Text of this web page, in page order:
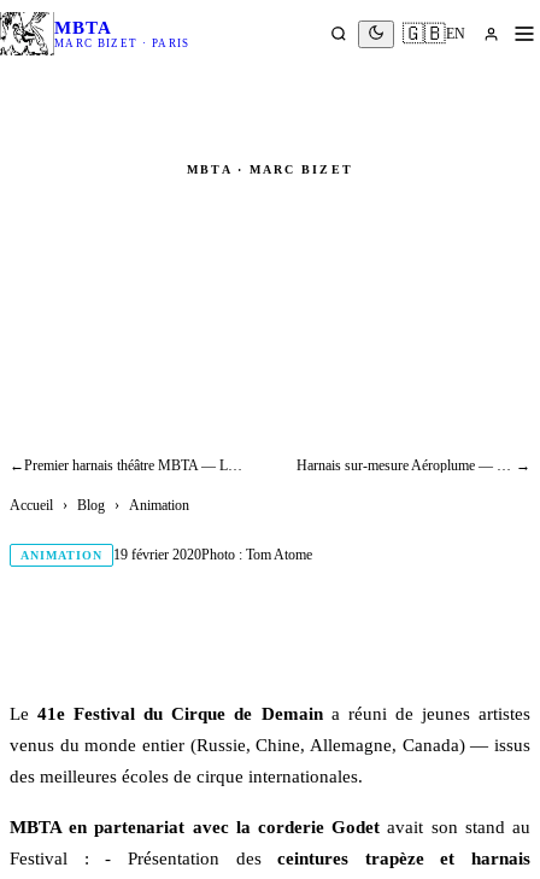
MBTA
MARC BIZET · PARIS 🇬🇧EN
MBTA · MARC BIZET
← →
Accueil › Blog › Animation
ANIMATION 19 février 2020Photo : Tom Atome
Le41e Festival du Cirque de Demaina réuni de jeunes artistes
venus du monde entier (Russie, Chine, Allemagne, Canada) — issus
des meilleures écoles de cirque internationales.
MBTA en partenariat avec la corderie Godet avait son stand au
Festival : - Présentation desceintures trapèze et harnais